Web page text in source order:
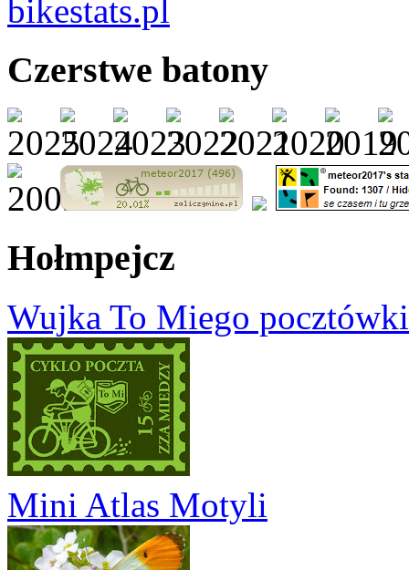
Czerstwe batony
Hołmpejcz
Wujka To Miego
Mini Atlas Motyli